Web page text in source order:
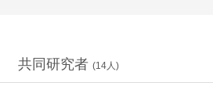
共同研究者 (14人)